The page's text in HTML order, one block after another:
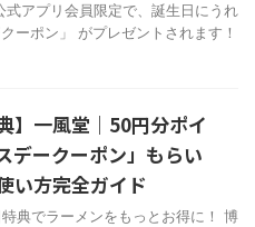
式アプリ会員限定で、誕生日にうれ
ーポン」 がプレゼントされます！
】一風堂｜50円分ポイ
デークーポン」もらい
い方完全ガイド
典でラーメンをもっとお得に！ 博